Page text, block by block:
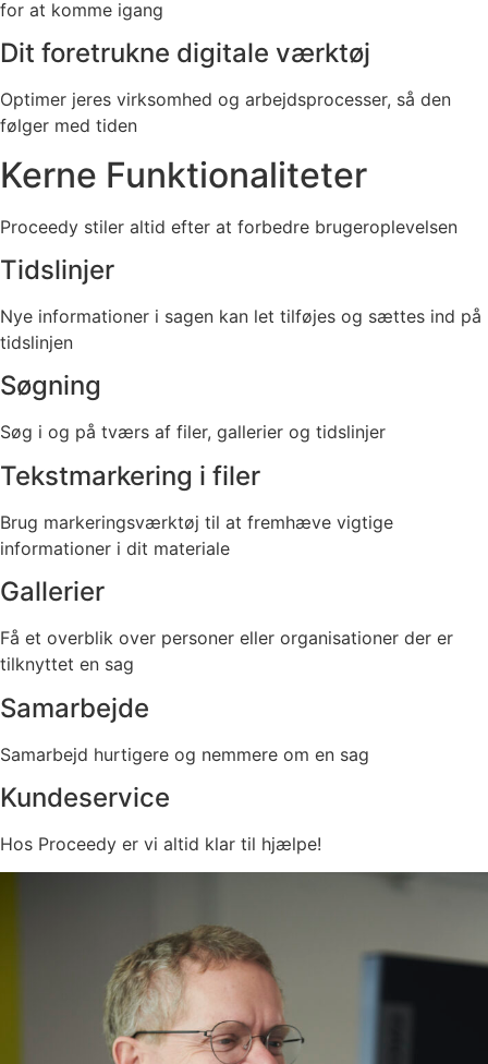
for at komme igang
Dit foretrukne digitale værktøj
Optimer jeres virksomhed og arbejdsprocesser, så den
følger med tiden
Kerne Funktionaliteter
Proceedy stiler altid efter at forbedre brugeroplevelsen
Tidslinjer
Nye informationer i sagen kan let tilføjes og sættes ind på
tidslinjen
Søgning
Søg i og på tværs af filer, gallerier og tidslinjer
Tekstmarkering i filer
Brug markeringsværktøj til at fremhæve vigtige
informationer i dit materiale
Gallerier
Få et overblik over personer eller organisationer der er
tilknyttet en sag
Samarbejde
Samarbejd hurtigere og nemmere om en sag
Kundeservice
Hos Proceedy er vi altid klar til hjælpe!